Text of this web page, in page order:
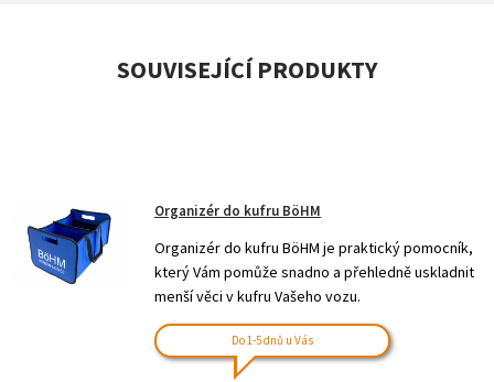
SOUVISEJÍCÍ PRODUKTY
Organizér do kufru BöHM
Organizér do kufru BöHM je praktický pomocník,
který Vám pomůže snadno a přehledně uskladnit
menší věci v kufru Vašeho vozu.
Do 1-5 dnů u Vás